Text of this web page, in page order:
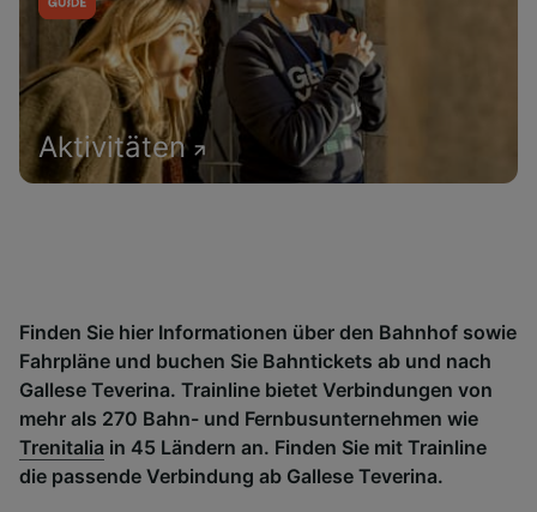
Aktivitäten
Finden Sie hier Informationen über den Bahnhof sowie
Fahrpläne und buchen Sie Bahntickets ab und nach
Gallese Teverina. Trainline bietet Verbindungen von
mehr als 270 Bahn- und Fernbusunternehmen wie
Trenitalia in 45 Ländern an. Finden Sie mit Trainline
die passende Verbindung ab Gallese Teverina.